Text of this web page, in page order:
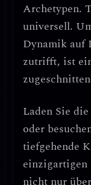
Archetypen.
universell.
Dynamik auf
zutrifft, ist
Laden Sie die
oder
tiefgehende
einzigartigen
nicht nur